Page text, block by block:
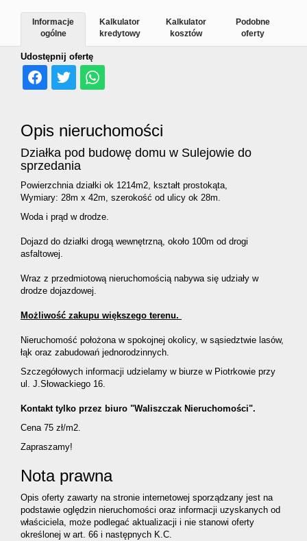
Udostępnij ofertę
Informacje
ogólne
Kalkulator
kredytowy
Kalkulator
kosztów
Podobne
oferty
Opis nieruchomości
Działka pod budowę domu w Sulejowie do
sprzedania
Powierzchnia działki ok 1214m2, kształt prostokąta,
Wymiary: 28m x 42m, szerokość od ulicy ok 28m.
Woda i prąd w drodze.
Dojazd do działki drogą wewnętrzną, około 100m od drogi
asfaltowej.
Wraz z przedmiotową nieruchomością nabywa się udziały w
drodze dojazdowej.
Możliwość zakupu większego terenu.
Nieruchomość położona w spokojnej okolicy, w sąsiedztwie lasów,
łąk oraz zabudowań jednorodzinnych.
Szczegółowych informacji udzielamy w biurze w Piotrkowie przy
ul. J.Słowackiego 16.
Kontakt tylko przez biuro "Waliszczak Nieruchomości".
Cena 75 zł/m2.
Zapraszamy!
Nota prawna
Opis oferty zawarty na stronie internetowej sporządzany jest na
podstawie oględzin nieruchomości oraz informacji uzyskanych od
właściciela, może podlegać aktualizacji i nie stanowi oferty
określonej w art. 66 i następnych K.C.